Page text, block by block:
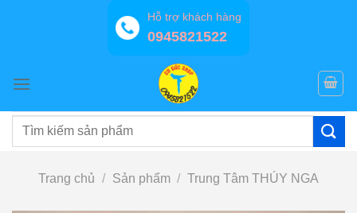
Hỗ trợ khách hàng
0945821522
Tìm
Trang chủ / Sản phẩm / Trung Tâm THÚY NGA